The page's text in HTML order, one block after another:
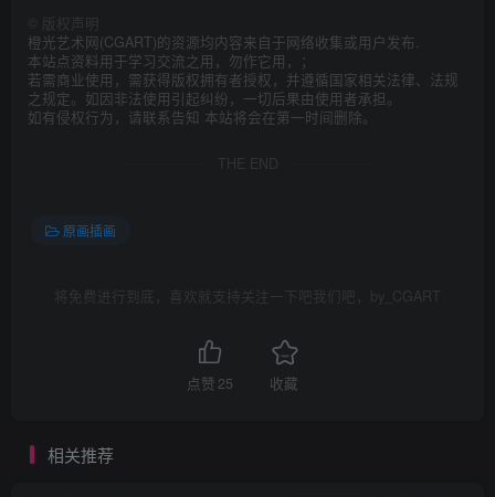
版权声明
橙光艺术网(CGART)的资源均内容来自于网络收集或用户发布.
本站点资料用于学习交流之用，勿作它用，；
若需商业使用，需获得版权拥有者授权，并遵循国家相关法律、法规
之规定。如因非法使用引起纠纷，一切后果由使用者承担。
如有侵权行为，请联系告知 本站将会在第一时间删除。
THE END
原画插画
将免费进行到底，喜欢就支持关注一下吧我们吧，by_CGART
点赞25 收藏
相关推荐